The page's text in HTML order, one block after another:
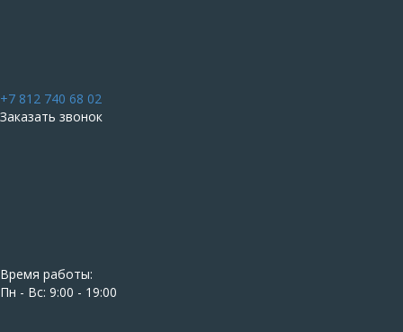
+7 812 740 68 02
Заказать звонок
Время работы:
Пн - Вс: 9:00 - 19:00